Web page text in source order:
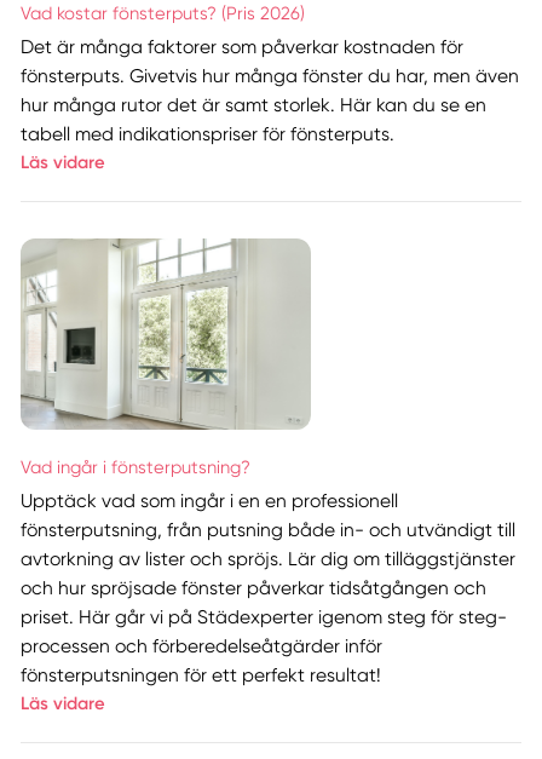
Vad kostar fönsterputs? (Pris 2026)
Det är många faktorer som påverkar kostnaden för
fönsterputs. Givetvis hur många fönster du har, men även
hur många rutor det är samt storlek. Här kan du se en
tabell med indikationspriser för fönsterputs.
Läs vidare
Vad ingår i fönsterputsning?
Upptäck vad som ingår i en en professionell
fönsterputsning, från putsning både in- och utvändigt till
avtorkning av lister och spröjs. Lär dig om tilläggstjänster
och hur spröjsade fönster påverkar tidsåtgången och
priset. Här går vi på Städexperter igenom steg för steg-
processen och förberedelseåtgärder inför
fönsterputsningen för ett perfekt resultat!
Läs vidare